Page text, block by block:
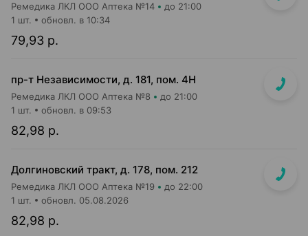
Ремедика ЛКЛ ООО Аптека №14 до 21:00
79,93 р.
1 шт. обновл. в 10:34
пр-т Независимости, д. 181, пом. 4Н
Ремедика ЛКЛ ООО Аптека №8 до 21:00
82,98 р.
1 шт. обновл. в 09:53
Долгиновский тракт, д. 178, пом. 212
Ремедика ЛКЛ ООО Аптека №19 до 22:00
82,98 р.
1 шт. обновл. 05.08.2026